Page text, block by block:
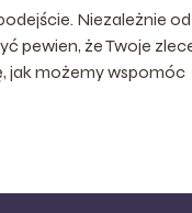
Niezależnie od
pewien, że Twoje
jak możemy wspomóc